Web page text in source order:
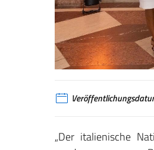
„Der italienische